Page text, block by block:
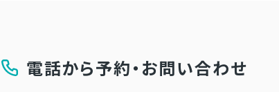
電話から予約・お問い合わせ